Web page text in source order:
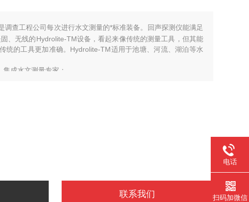
调查工程公司每次进行水文测量的*标准装备。回声探测仪能满足
、无线的Hydrolite-TM设备，看起来像传统的测量工具，但其能
统的工具更加准确。Hydrolite-TM适用于池塘、河流、湖泊等水
成水文测量专家；
联系我们
电话
扫码加微信